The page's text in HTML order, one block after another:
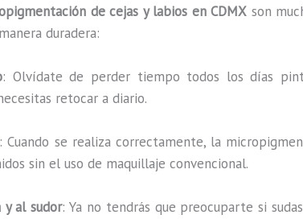
de cejas y labios en CDMX son
duradera:
: Olvídate de perder tiempo todos los días
retocar a diario.
: Cuando se realiza correctamente, la
sin el uso de maquillaje convencional.
y al sudor: Ya no tendrás que preocuparte si